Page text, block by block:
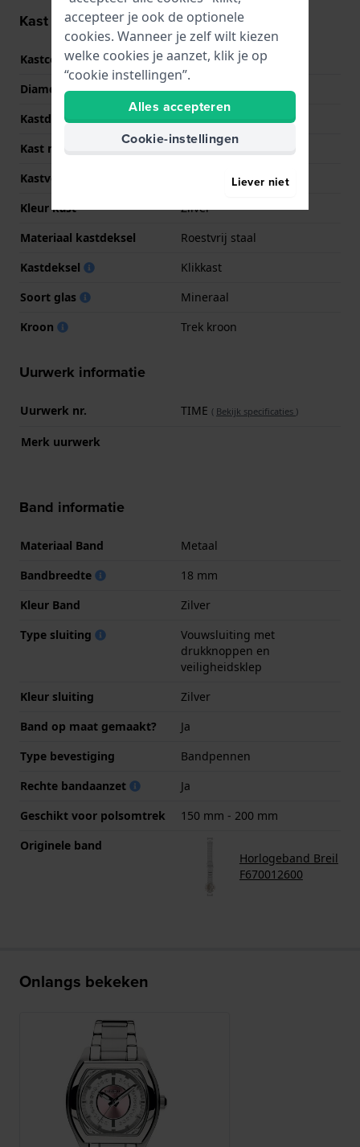
Kast informatie
Kastcode
TW0561
Diameter
36 mm
Kastdikte
10 mm
Kast materiaal
Roestvrij staal
Kastvorm
Tonvormig
Kleur kast
Zilver
Materiaal kastdeksel
Roestvrij staal
Kastdeksel
Klikkast
Soort glas
Mineraal
Kroon
Trek kroon
Uurwerk informatie
Uurwerk nr. TIME ( Bekijk specificaties )
Merk uurwerk
Band informatie
Materiaal Band
Metaal
Bandbreedte
18 mm
Kleur Band
Zilver
Type sluiting
Vouwsluiting met
drukknoppen en
veiligheidsklep
Kleur sluiting
Zilver
Band op maat gemaakt?
Ja
Type bevestiging
Bandpennen
Rechte bandaanzet
Ja
Geschikt voor polsomtrek
150 mm - 200 mm
Originele band
Horlogeband Breil
F670012600
Onlangs bekeken
accepteer je ook de optionele
cookies. Wanneer je zelf wilt kiezen
welke cookies je aanzet, klik je op
“cookie instellingen”.
Alles accepteren
Cookie-instellingen
Liever niet